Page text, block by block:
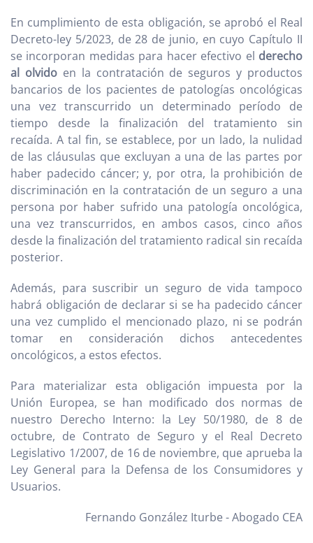
En cumplimiento de esta obligación, se aprobó el Real
Decreto-ley 5/2023, de 28 de junio, en cuyo Capítulo II
se incorporan medidas para hacer efectivo el derecho
al olvidoen la contratación de seguros y productos
bancarios de los pacientes de patologías oncológicas
una vez transcurrido un determinado período de
tiempo desde la finalización del tratamiento sin
recaída. A tal fin, se establece, por un lado, la nulidad
de las cláusulas que excluyan a una de las partes por
haber padecido cáncer; y, por otra, la prohibición de
discriminación en la contratación de un seguro a una
persona por haber sufrido una patología oncológica,
una vez transcurridos, en ambos casos, cinco años
desde la finalización del tratamiento radical sin recaída
posterior.
Además, para suscribir un seguro de vida tampoco
habrá obligación de declarar si se ha padecido cáncer
una vez cumplido el mencionado plazo, ni se podrán
tomar en consideración dichos antecedentes
oncológicos, a estos efectos.
Para materializar esta obligación impuesta por la
Unión Europea, se han modificado dos normas de
nuestro Derecho Interno: la Ley 50/1980, de 8 de
octubre, de Contrato de Seguro y el Real Decreto
Legislativo 1/2007, de 16 de noviembre, que aprueba la
Ley General para la Defensa de los Consumidores y
Usuarios.
Fernando González Iturbe - Abogado CEA